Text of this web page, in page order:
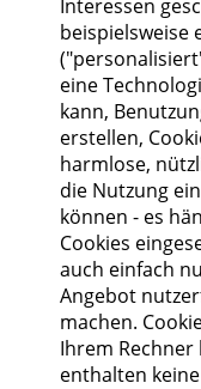
Interessen
beispielsweise
eine
kann,
erstellen,
harmlose,
die Nutzung
können - es
Cookies
auch einfach
Angebot
machen.
Ihrem Rechner
enthalten